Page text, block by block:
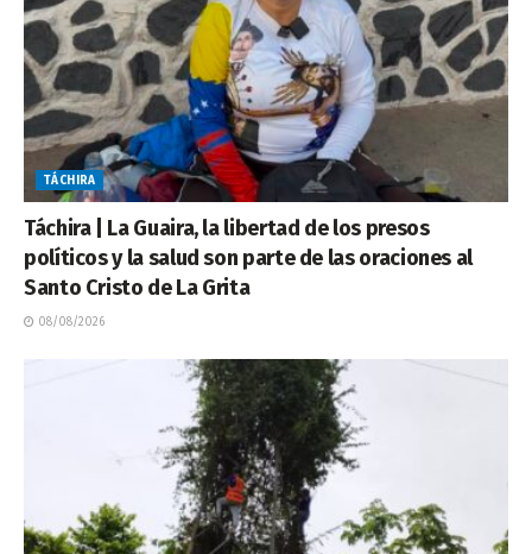
TÁCHIRA
Táchira | La Guaira, la libertad de los presos
políticos y la salud son parte de las oraciones al
Santo Cristo de La Grita
08/08/2026